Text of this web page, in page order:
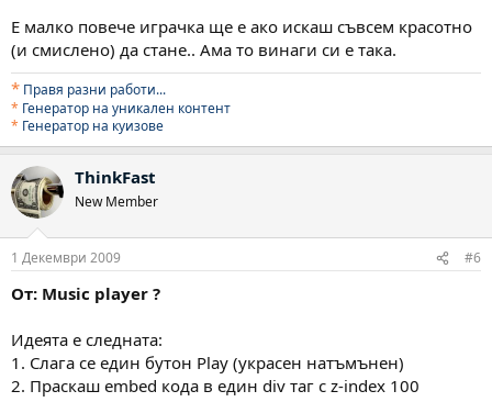
Е малко повече играчка ще е ако искаш съвсем красотно
(и смислено) да стане.. Ама то винаги си е така.
* Правя разни работи...
* Генератор на уникален контент
* Генератор на куизове
ThinkFast
New Member
1 Декември 2009 #6
От: Music player ?
Идеята е следната:
1. Слага се един бутон Play (украсен натъмънен)
2. Праскаш embed кода в един div таг с z-index 100